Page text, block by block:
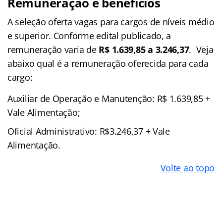
A seleção oferta vagas para cargos de níveis médio
e superior. Conforme edital publicado, a
remuneração varia deR$ 1.639,85 a 3.246,37. Veja
abaixo qual é a remuneração oferecida para cada
cargo:
Auxiliar de Operação e Manutenção: R$ 1.639,85 +
Vale Alimentação;
Oficial Administrativo: R$3.246,37 + Vale
Alimentação.
Volte ao topo